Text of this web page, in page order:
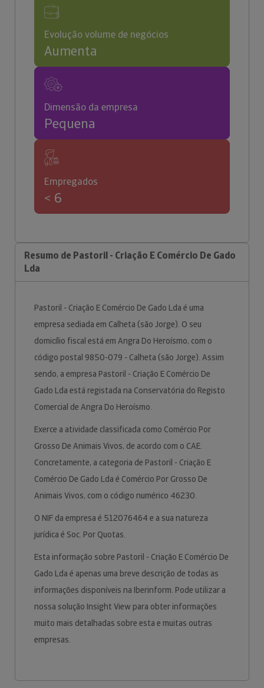
Evolução volume de negócios
Aumenta
Dimensão da empresa
Pequena
Empregados
< 6
Resumo de Pastoril - Criação E Comércio De Gado
Lda
Pastoril - Criação E Comércio De Gado Lda é uma
empresa sediada em Calheta (são Jorge). O seu
domicílio fiscal está em Angra Do Heroísmo, com o
código postal 9850-079 - Calheta (são Jorge). Assim
sendo, a empresa Pastoril - Criação E Comércio De
Gado Lda está registada na Conservatória do Registo
Comercial de Angra Do Heroísmo.
Exerce a atividade classificada como Comércio Por
Grosso De Animais Vivos, de acordo com o CAE.
Concretamente, a categoria de Pastoril - Criação E
Comércio De Gado Lda é Comércio Por Grosso De
Animais Vivos, com o código numérico 46230.
O NIF da empresa é 512076464 e a sua natureza
jurídica é Soc. Por Quotas.
Esta informação sobre Pastoril - Criação E Comércio De
Gado Lda é apenas uma breve descrição de todas as
informações disponíveis na Iberinform. Pode utilizar a
nossa solução Insight View para obter informações
muito mais detalhadas sobre esta e muitas outras
empresas.